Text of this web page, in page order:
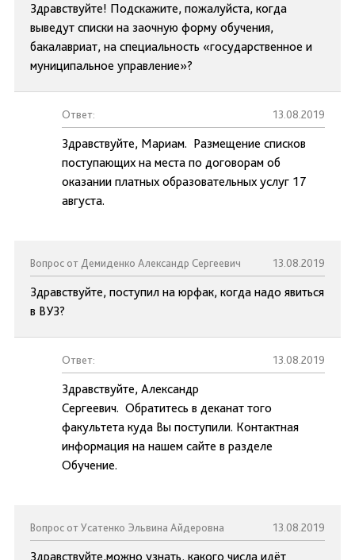
Здравствуйте! Подскажите, пожалуйста, когда
выведут списки на заочную форму обучения,
бакалавриат, на специальность «государственное и
муниципальное управление»?
Ответ: 13.08.2019
Здравствуйте, Мариам. Размещение списков
поступающих на места по договорам об
оказании платных образовательных услуг 17
августа.
Вопрос от Демиденко Александр Сергеевич 13.08.2019
Здравствуйте, поступил на юрфак, когда надо явиться
в ВУЗ?
Ответ: 13.08.2019
Здравствуйте, Александр
Сергеевич. Обратитесь в деканат того
факультета куда Вы поступили. Контактная
информация на нашем сайте в разделе
Обучение.
Вопрос от Усатенко Эльвина Айдеровна 13.08.2019
Здравствуйте,можно узнать, какого числа идёт